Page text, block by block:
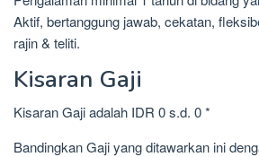
Aktif, bertanggung jawab, cekatan,
rajin & teliti.
Kisaran Gaji
Kisaran Gaji adalah IDR 0 s.d. 0 *
Bandingkan Gaji yang ditawarkan ini